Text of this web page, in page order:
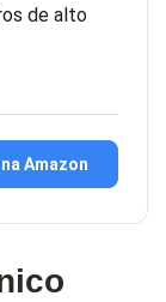
de alto
Amazon